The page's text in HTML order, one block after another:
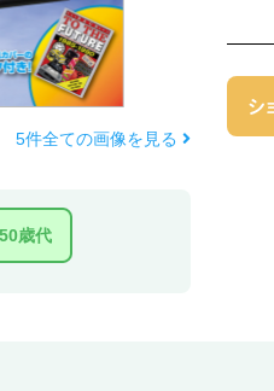
5件全ての画像を見る
50歳代